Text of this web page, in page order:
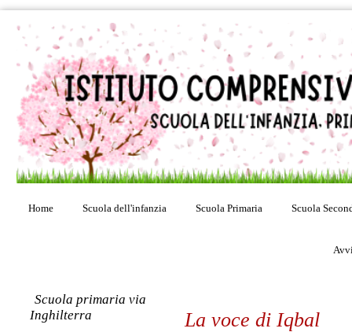
Home Scuola dell'infanzia Scuola Primaria Scuola
Scuola primaria via
Inghilterra
La voce di Iqbal